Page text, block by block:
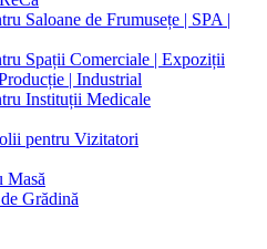
Saloane de Frumusețe | SPA |
Spații Comerciale | Expoziții
| Industrial
Instituții Medicale
pentru Vizitatori
Masă
Grădină